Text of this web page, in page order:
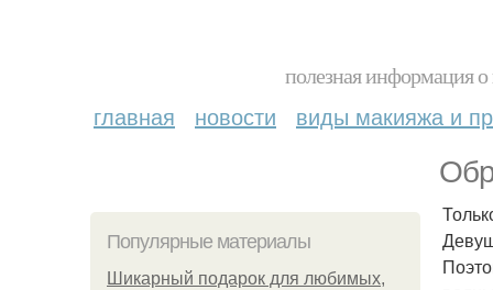
полезная информация
главная новости виды макияжа и
Популярные материалы
Шикарный подарок для любимых,